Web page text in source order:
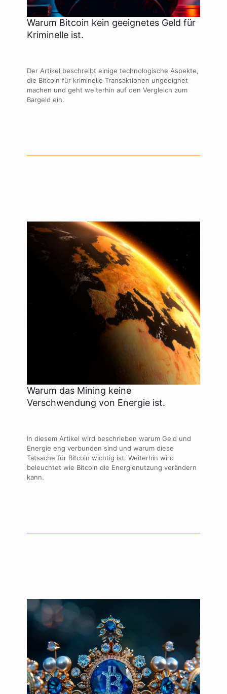
Warum Bitcoin kein geeignetes Geld für
Kriminelle ist.
Der Artikel beschreibt einige technologische Aspekte,
die Bitcoin für kriminelle Transaktionen ungeeignet
machen und geht weiterhin auf den Vergleich zum
Bargeld ein.
Warum das Mining keine
Verschwendung von Energie ist.
In diesem Artikel wird beschrieben warum Geld und
Energie eng verbunden sind und warum diese
Tatsache für Bitcoin wichtig ist. Weiterhin wird
beleuchtet wie Bitcoin die Energienutzung verändern
kann.